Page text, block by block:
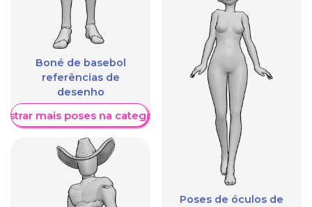
Boné de basebol
referências de
desenho
mais poses na categoria
Poses de óculos de